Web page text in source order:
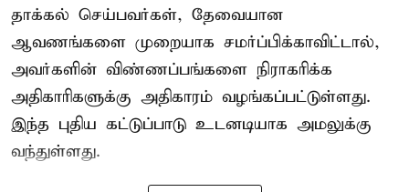
தாக்கல் செய்பவர்கள், தேவையான
ஆவணங்களை முறையாக சமர்ப்பிக்காவிட்டால்,
அவர்களின் விண்ணப்பங்களை நிராகரிக்க
அதிகாரிகளுக்கு அதிகாரம் வழங்கப்பட்டுள்ளது.
இந்த புதிய கட்டுப்பாடு உடனடியாக அமலுக்கு
வந்துள்ளது.